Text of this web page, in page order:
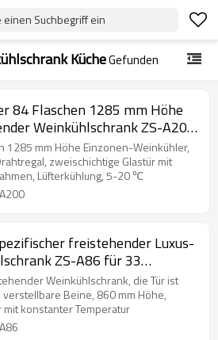
Suchbegriff ein
KücheGefunden
84 Flaschen 1285 mm Höhe
Weinkühlschrank ZS-A200
und
1285 mm Höhe Einzonen-Weinkühler,
zweischichtige Glastür mit
Lüfterkühlung, 5-20 ℃
freistehender Luxus-
ZS-A86 für 33
zur Weinlagerung mit
und umkehrbarer Glastür
Weinkühlschrank, die Tür ist
verstellbare Beine, 860 mm Höhe,
konstanter Temperatur